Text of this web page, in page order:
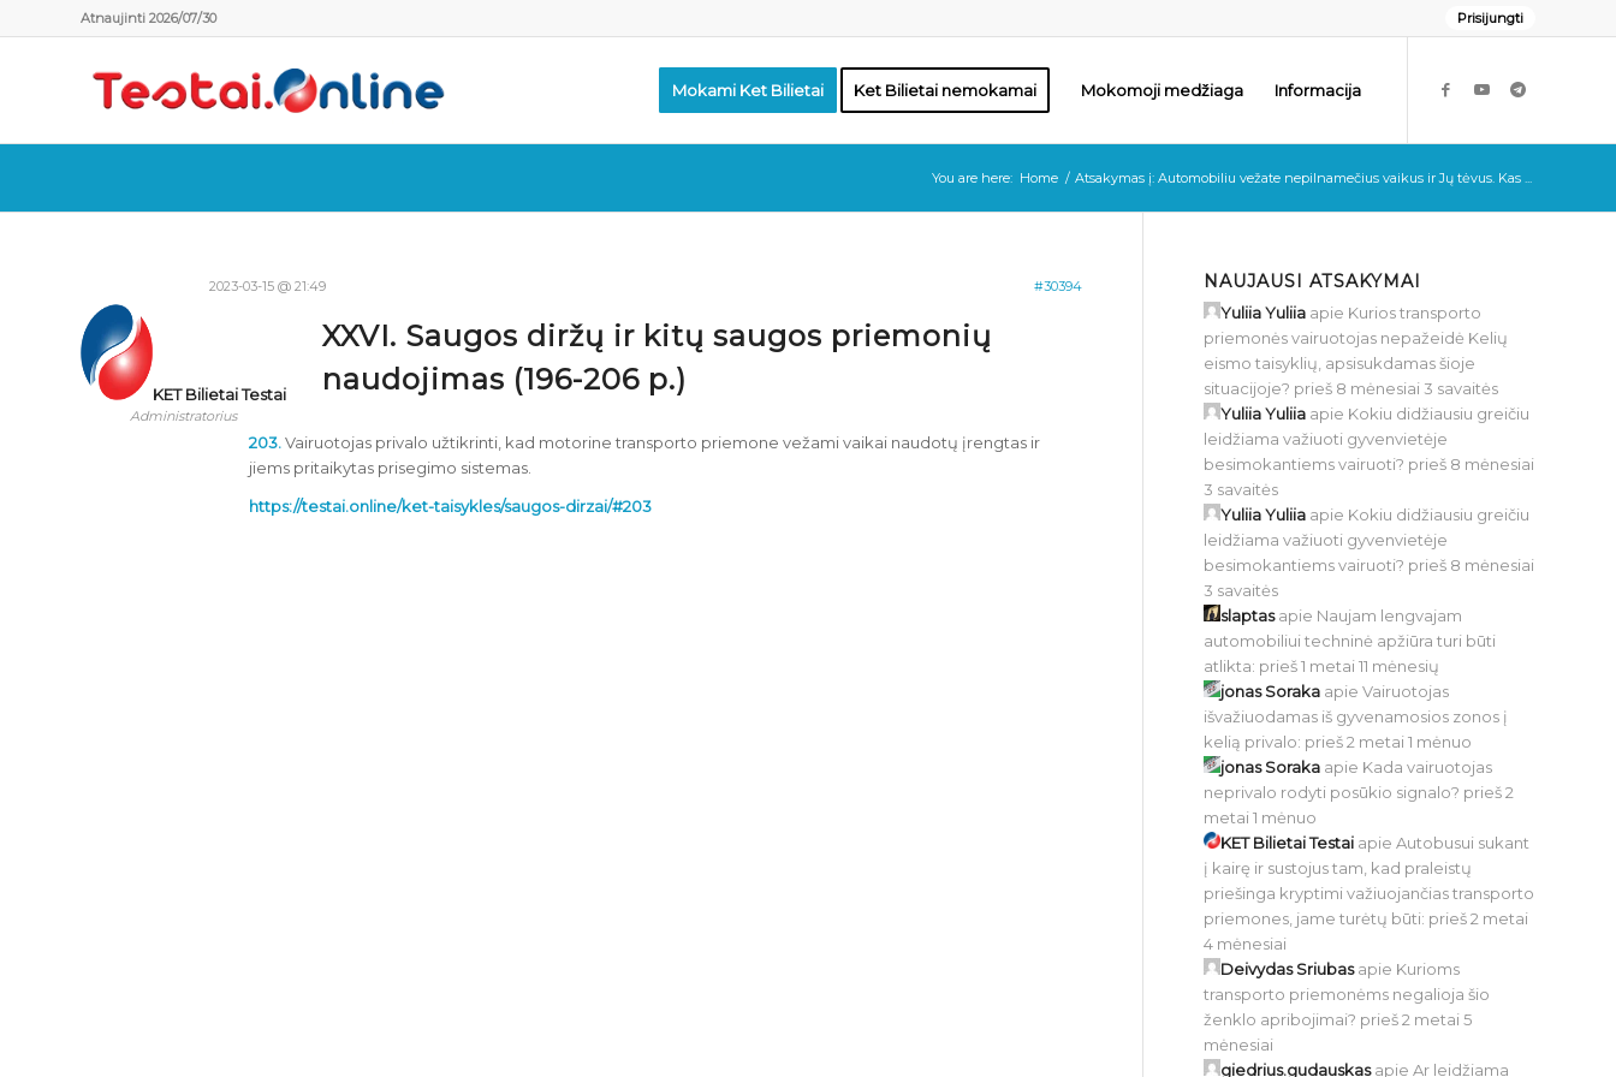
Prisijungti
Atnaujinti 2026/07/30
Mokami Ket Bilietai Ket Bilietai nemokamai Mokomoji medžiaga Informacija
You are here: Home / Atsakymas į: Automobiliu vežate nepilnamečius vaikus ir Jų tėvus. Kas ...
2023-03-15 @ 21:49 #30394
KET Bilietai Testai
Administratorius
XXVI. Saugos diržų ir kitų saugos priemonių
naudojimas (196-206 p.)
203.Vairuotojas privalo užtikrinti, kad motorine transporto priemone vežami vaikai naudotų įrengtas ir
jiems pritaikytas prisegimo sistemas.
https://testai.online/ket-taisykles/saugos-dirzai/#203
NAUJAUSI ATSAKYMAI
Yuliia Yuliia apie Kurios transporto
priemonės vairuotojas nepažeidė Kelių
eismo taisyklių, apsisukdamas šioje
situacijoje? prieš 8 mėnesiai 3 savaitės
Yuliia Yuliia apie Kokiu didžiausiu greičiu
leidžiama važiuoti gyvenvietėje
besimokantiems vairuoti? prieš 8 mėnesiai
3 savaitės
Yuliia Yuliia apie Kokiu didžiausiu greičiu
leidžiama važiuoti gyvenvietėje
besimokantiems vairuoti? prieš 8 mėnesiai
3 savaitės
slaptasapie Naujam lengvajam
automobiliui techninė apžiūra turi būti
atlikta: prieš 1 metai 11 mėnesių
jonas Soraka apieVairuotojas
išvažiuodamas iš gyvenamosios zonos į
kelią privalo: prieš 2 metai 1 mėnuo
jonas Soraka apie Kada vairuotojas
neprivalo rodyti posūkio signalo? prieš 2
metai 1 mėnuo
KET Bilietai Testai apieAutobusui sukant
į kairę ir sustojus tam, kad praleistų
priešinga kryptimi važiuojančias transporto
priemones, jame turėtų būti: prieš 2 metai
4 mėnesiai
Deivydas Sriubasapie Kurioms
transporto priemonėms negalioja šio
ženklo apribojimai? prieš 2 metai 5
mėnesiai
giedrius.gudauskasapieAr leidžiama